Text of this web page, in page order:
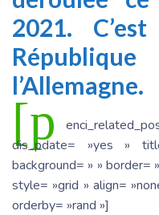
2021.
l’Allemagne.
[p
dis_pdate= »yes »
background= » » border=
style= »grid » align=
orderby= »rand »]